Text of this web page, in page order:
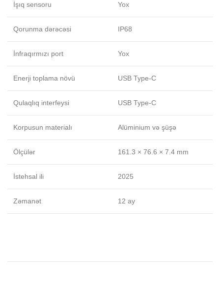
İşıq sensoru Yox
Qorunma dərəcəsi IP68
İnfraqırmızı port Yox
Enerji toplama növü USB Type-C
Qulaqlıq interfeysi USB Type-C
Korpusun materialı Alüminium və şüşə
Ölçülər 161.3 × 76.6 × 7.4 mm
İstehsal ili 2025
Zəmanət 12 ay